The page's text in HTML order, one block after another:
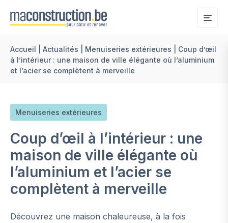
Accueil Actualités Menuiseries extérieures
Coup d’œil
à l’intérieur : une maison de ville élégante où l’aluminium
et l’acier se complètent à merveille
Menuiseries extérieures
Coup d’œil à l’intérieur : une
maison de ville élégante où
l’aluminium et l’acier se
complètent à merveille
Découvrez une maison chaleureuse, à la fois